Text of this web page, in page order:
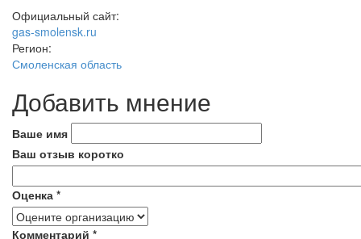
Официальный сайт:
gas-smolensk.ru
Регион:
Смоленская область
Добавить мнение
Ваше имя
Ваш отзыв коротко
Оценка *
Комментарий *